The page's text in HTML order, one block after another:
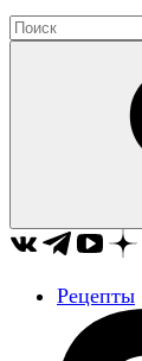
Рецепты